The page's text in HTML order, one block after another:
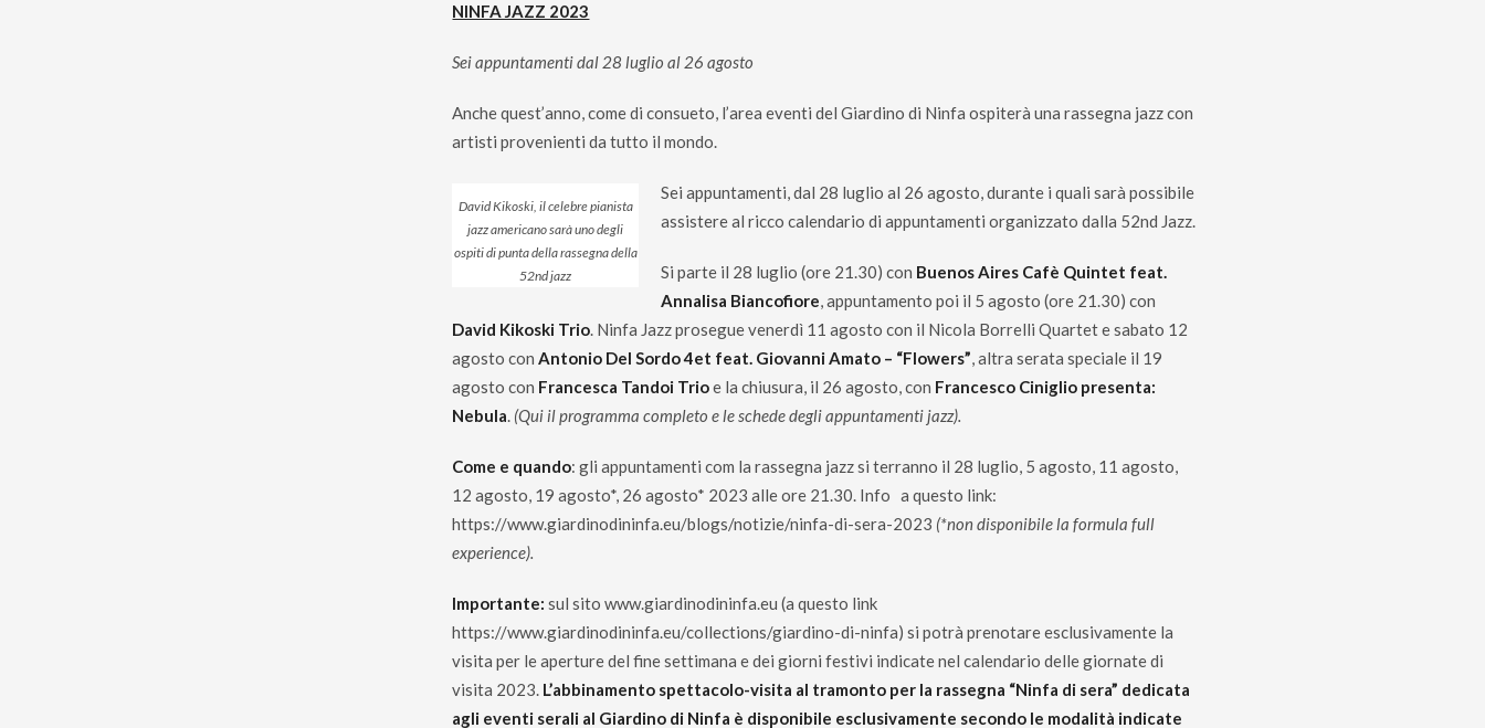
NINFA JAZZ 2023
Sei appuntamenti dal 28 luglio al 26 agosto
Anche quest’anno, come di consueto, l’area eventi del Giardino di Ninfa ospiterà una rassegna jazz con
artisti provenienti da tutto il mondo.
David Kikoski, il celebre pianista
jazz americano sarà uno degli
ospiti di punta della rassegna della
52nd jazz
Sei appuntamenti, dal 28 luglio al 26 agosto, durante i quali sarà possibile
assistere al ricco calendario di appuntamenti organizzato dalla 52nd Jazz.
Si parte il 28 luglio (ore 21.30) con Buenos Aires Cafè Quintet feat.
Annalisa Biancofiore, appuntamento poi il 5 agosto (ore 21.30) con
David Kikoski Trio. Ninfa Jazz prosegue venerdì 11 agosto con il Nicola Borrelli Quartet e sabato 12
agosto conAntonio Del Sordo 4et feat. Giovanni Amato – “Flowers”, altra serata speciale il 19
agosto con Francesca Tandoi Trioe la chiusura, il 26 agosto, con Francesco Ciniglio presenta:
Nebula. (Qui il programma completo e le schede degli appuntamenti jazz).
Come e quando: gli appuntamenti com la rassegna jazz si terranno il 28 luglio, 5 agosto, 11 agosto,
12 agosto, 19 agosto*, 26 agosto* 2023 alle ore 21.30. Info a questo link:
https://www.giardinodininfa.eu/blogs/notizie/ninfa-di-sera-2023 (*non disponibile la formula full
experience).
Importante: sul sitowww.giardinodininfa.eu (a questo link
https://www.giardinodininfa.eu/collections/giardino-di-ninfa) si potrà prenotare esclusivamente la
visita per le aperture del fine settimana e dei giorni festivi indicate nel calendario delle giornate di
visita 2023. L’abbinamento spettacolo-visita al tramonto per la rassegna “Ninfa di sera” dedicata
agli eventi serali al Giardino di Ninfa è disponibile esclusivamente secondo le modalità indicate